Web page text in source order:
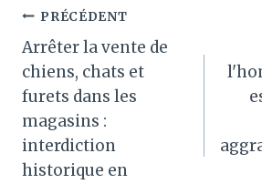
Navigation
de
l’article
PRÉCÉDENT
Arrêter la vente de
chiens, chats et
furets dans les
magasins :
interdiction
historique en